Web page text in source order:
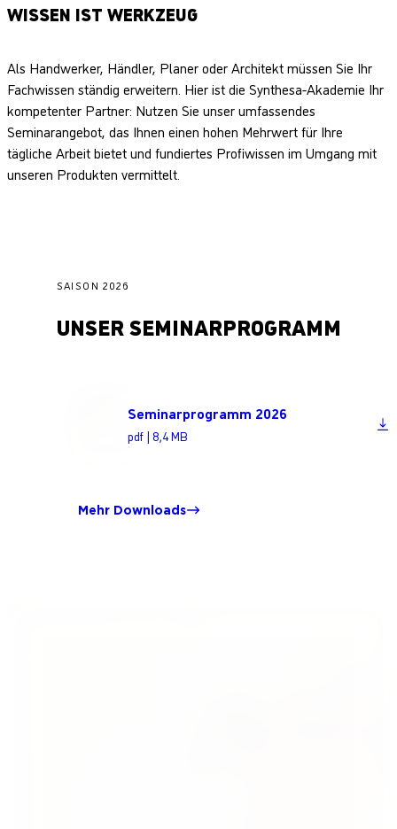
WISSEN IST WERKZEUG
Als Handwerker, Händler, Planer oder Architekt müssen Sie Ihr
Fachwissen ständig erweitern. Hier ist die Synthesa-Akademie Ihr
kompetenter Partner: Nutzen Sie unser umfassendes
Seminarangebot, das Ihnen einen hohen Mehrwert für Ihre
tägliche Arbeit bietet und fundiertes Profiwissen im Umgang mit
unseren Produkten vermittelt.
SAISON 2026
UNSER SEMINARPROGRAMM
Seminarprogramm 2026
pdf | 8,4 MB
Mehr Downloads